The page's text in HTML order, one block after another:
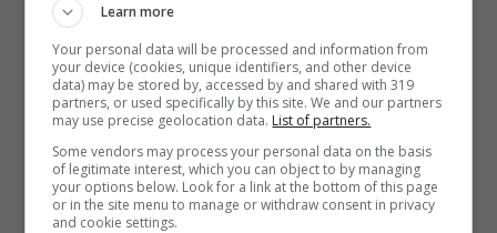
è rivolta alla tutela delle informazioni
classificate e sensibili, nonché alla
capacità di garantire continuità operativa
anche in presenza di minacce ibride ”.
Learn more
Your personal data will be processed and information from
your device (cookies, unique identifiers, and other device
data) may be stored by, accessed by and shared with 319
partners, or used specifically by this site. We and our partners
may use precise geolocation data. List of partners.
Some vendors may process your personal data on the basis
of legitimate interest, which you can object to by managing
your options below. Look for a link at the bottom of this page
or in the site menu to manage or withdraw consent in privacy
and cookie settings.